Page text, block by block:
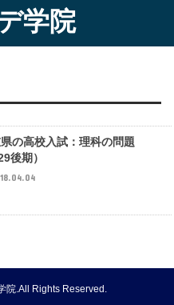
学院
の高校入試：理科の問題
後期）
院.All Rights Reserved.